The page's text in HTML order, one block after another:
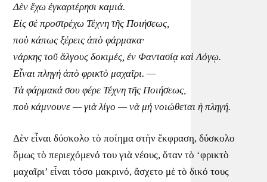
Δὲν ἔχω ἐγκαρτέρησι καμιά.
Εἰς σέ προστρέχω Τέχνη τῆς Ποιήσεως,
ποὺ κάπως ξέρεις ἀπὸ φάρμακα·
νάρκης τοῦ ἄλγους δοκιμές, ἐν Φαντασίᾳ καὶ Λόγῳ.
Εἶναι πληγή ἀπὸ φρικτὸ μαχαῖρι. —
Τὰ φάρμακά σου φέρε Τέχνη τῆς Ποιήσεως,
ποὺ κάμνουνε — γιὰ λίγο — νὰ μή νοιώθεται ἡ πληγή.
Δὲν εἶναι δύσκολο τὸ ποίημα στὴν ἔκφραση, δύσκολο
ὅμως τὸ περιεχόμενό του γιὰ νέους, ὅταν τὸ ‘φρικτὸ
μαχαῖρι’ εἶναι τόσο μακρινό, ἄσχετο μὲ τὸ δικό τους